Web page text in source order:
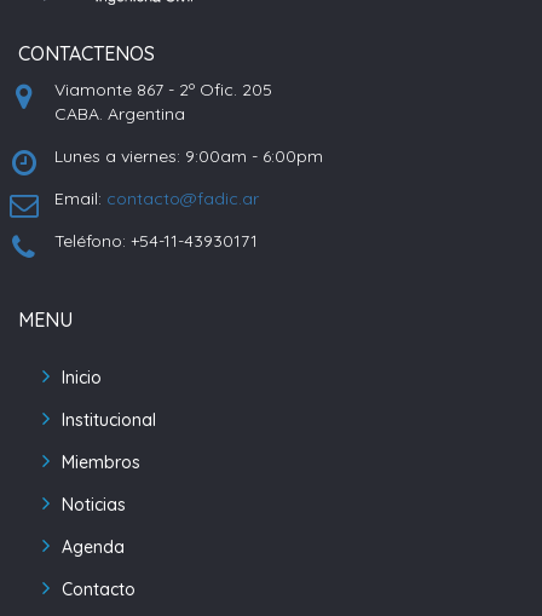
CONTACTENOS
Viamonte 867 - 2º Ofic. 205
CABA. Argentina
Lunes a viernes: 9:00am - 6:00pm
Email: contacto@fadic.ar
Teléfono: +54-11-43930171
MENU
Inicio
Institucional
Miembros
Noticias
Agenda
Contacto